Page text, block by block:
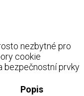
nezbytné pro
cookie
bezpečnostní prvky
Popis